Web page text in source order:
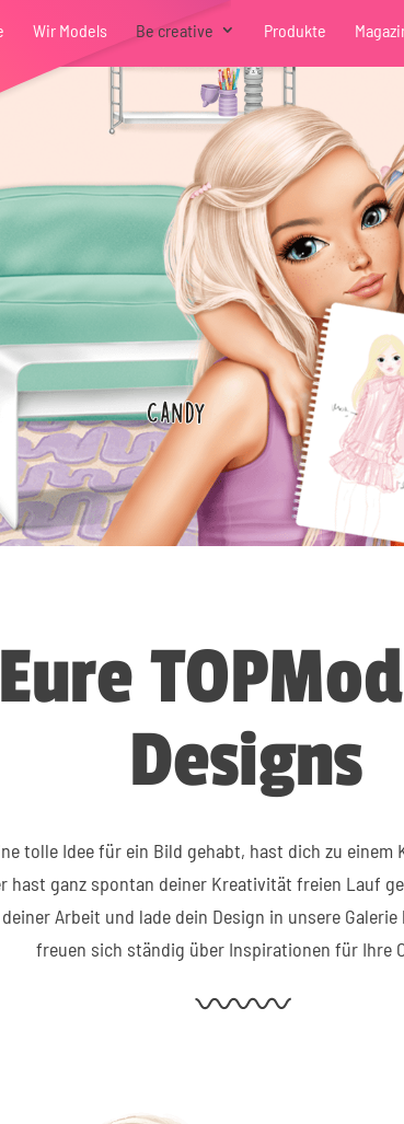
Wir Models Be creative Produkte
Designs
tolle Idee für ein Bild gehabt, hast dich zu einem
hast ganz spontan deiner Kreativität freien Lauf
Arbeit und lade dein Design in unsere Galerie
freuen sich ständig über Inspirationen für Ihre